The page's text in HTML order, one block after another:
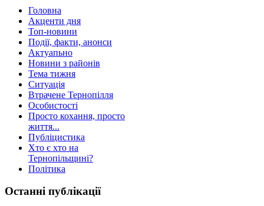
Головна
Акценти дня
Топ-новини
Події, факти, анонси
Актуапьно
Новини з районів
Тема тижня
Ситуація
Втрачене Тернопілля
Особистості
Просто кохання, просто
життя...
Публіцистика
Хто є хто на
Тернопільщині?
Політика
Останні публікації